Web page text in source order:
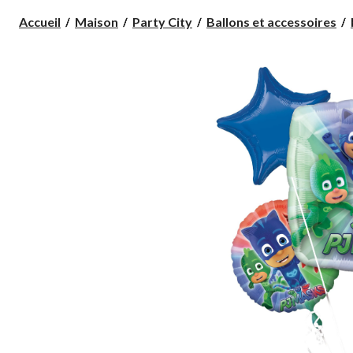
Accueil Maison Party City Ballons et accessoires